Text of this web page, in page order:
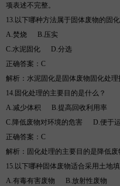
项表述不完整。
13. 以下哪种方法属于固体废物的固
A.焚烧 B.压实
C.水泥固化 D.分选
正确答案： C
解析 ：水泥固化是固体废物固化处理
14. 固化处理的主要目的是什么？
A.减少体积 B.提高回收利用率
C. 降低废物对环境的危害 D.便于
正确答案： C
解析 ：固化处理的主要目的是降低废
15. 以下哪种固体废物适合采用土地
A.有毒有害废物 B.放射性废物